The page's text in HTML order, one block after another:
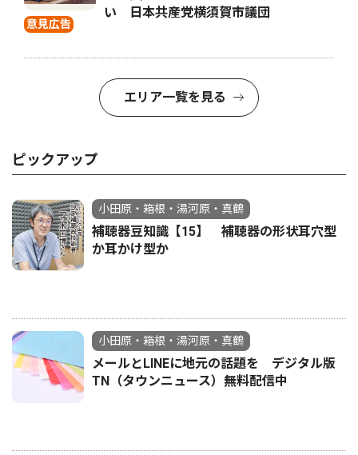
意見広告
い 日本共産党横須賀市議団
エリア一覧を見る
ピックアップ
小田原・箱根・湯河原・真鶴
補聴器豆知識【15】 補聴器の形状耳穴型
か耳かけ型か
小田原・箱根・湯河原・真鶴
メールとLINEに地元の話題を デジタル版
TN（タウンニュース）無料配信中